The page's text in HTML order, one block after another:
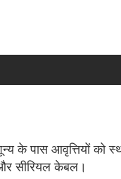
पास आवृत्तियों को
सीरियल केबल।